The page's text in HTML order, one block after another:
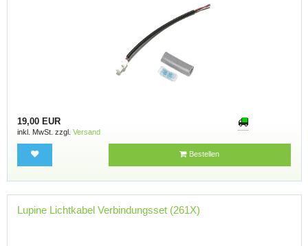
19,00 EUR
inkl. MwSt. zzgl. Versand
Bestellen
Lupine Lichtkabel Verbindungsset (261X)